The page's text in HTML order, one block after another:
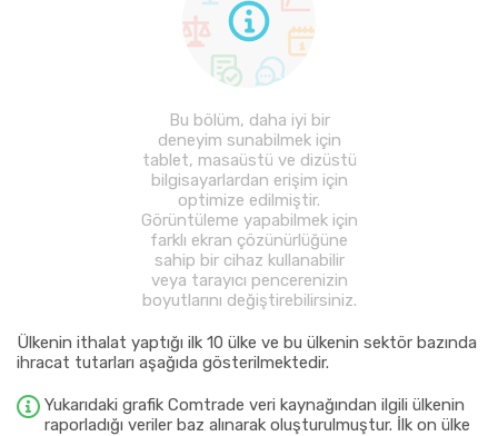
Bu bölüm, daha iyi bir
deneyim sunabilmek için
tablet, masaüstü ve dizüstü
bilgisayarlardan erişim için
optimize edilmiştir.
Görüntüleme yapabilmek için
farklı ekran çözünürlüğüne
sahip bir cihaz kullanabilir
veya tarayıcı pencerenizin
boyutlarını değiştirebilirsiniz.
Ülkenin ithalat yaptığı ilk 10 ülke ve bu ülkenin sektör bazında
ihracat tutarları aşağıda gösterilmektedir.
Yukarıdaki grafik Comtrade veri kaynağından ilgili ülkenin
raporladığı veriler baz alınarak oluşturulmuştur. İlk on ülke